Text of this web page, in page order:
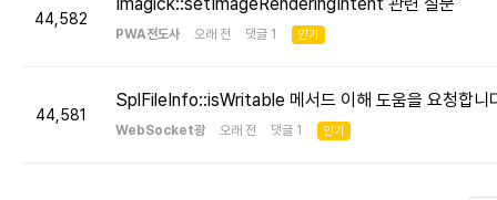
44,582
PWA전도사 오래 전 댓글 1 인기
44,581
SplFileInfo::isWritable 메서드 이해 도움을 요청합니
WebSocket광 오래 전 댓글 1 인기